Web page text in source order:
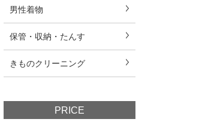
男性着物
保管・収納・たんす
きものクリーニング
PRICE